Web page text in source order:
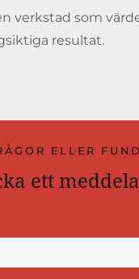
verkstad som
resultat.
ELLER
ett